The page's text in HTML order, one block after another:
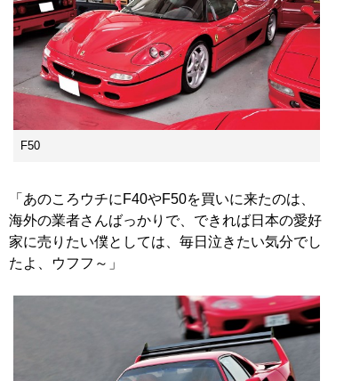
F50
「あのころウチにF40やF50を買いに来たのは、
海外の業者さんばっかりで、できれば日本の愛好
家に売りたい僕としては、毎日泣きたい気分でし
たよ、ウフフ～」